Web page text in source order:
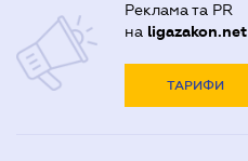
Реклама та PR
на ligazakon.net
ТАРИФИ